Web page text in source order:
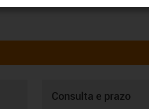
Consulta e prazo